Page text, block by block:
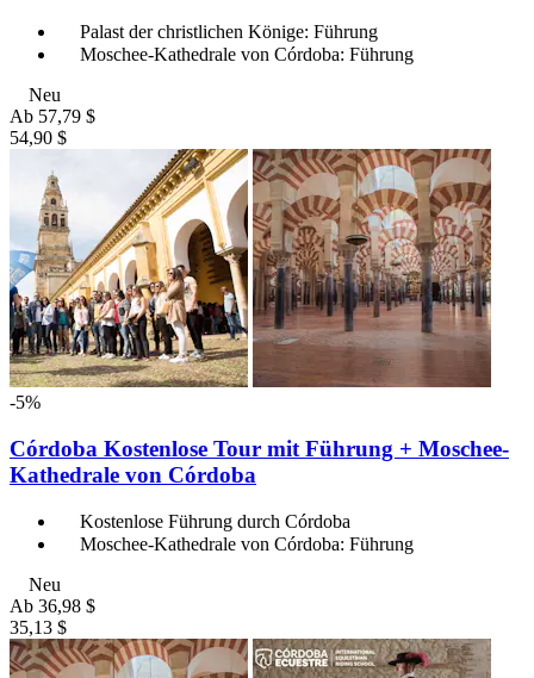
Palast der christlichen Könige: Führung
Moschee-Kathedrale von Córdoba: Führung
Neu
Ab 57,79 $
54,90 $
-5%
Córdoba Kostenlose Tour mit Führung + Moschee-
Kathedrale von Córdoba
Kostenlose Führung durch Córdoba
Moschee-Kathedrale von Córdoba: Führung
Neu
Ab 36,98 $
35,13 $